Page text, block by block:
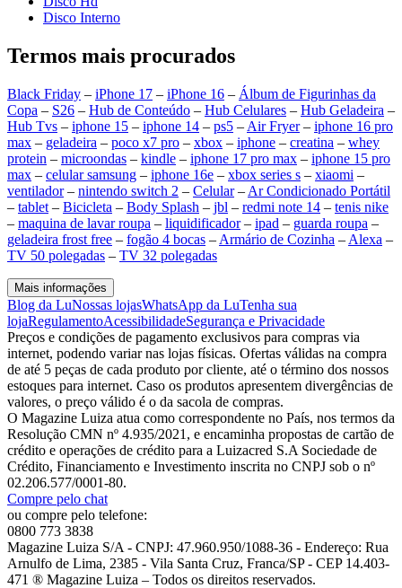
Disco Interno
Termos mais procurados
Black Friday – iPhone 17 – iPhone 16 – Álbum de Figurinhas da
Copa – S26 – Hub de Conteúdo – Hub Celulares – Hub Geladeira –
Hub Tvs – iphone 15 – iphone 14 – ps5 – Air Fryer– iphone 16 pro
max – geladeira – poco x7 pro – xbox – iphone – creatina – whey
protein – microondas – kindle – iphone 17 pro max – iphone 15 pro
max – celular samsung – iphone 16e – xbox series s – xiaomi –
ventilador– nintendo switch 2 – Celular– Ar Condicionado Portátil
– tablet – Bicicleta – Body Splash – jbl – redmi note 14 – tenis nike
– maquina de lavar roupa – liquidificador– ipad – guarda roupa –
geladeira frost free – fogão 4 bocas – Armário de Cozinha – Alexa –
TV 50 polegadas – TV 32 polegadas
Mais informações
Blog da LuNossas lojasWhatsApp da LuTenha sua
lojaRegulamentoAcessibilidadeSegurança e Privacidade
Preços e condições de pagamento exclusivos para compras via
internet, podendo variar nas lojas físicas. Ofertas válidas na compra
de até 5 peças de cada produto por cliente, até o término dos nossos
estoques para internet. Caso os produtos apresentem divergências de
valores, o preço válido é o da sacola de compras.
O Magazine Luiza atua como correspondente no País, nos termos da
Resolução CMN nº 4.935/2021, e encaminha propostas de cartão de
crédito e operações de crédito para a Luizacred S.A Sociedade de
Crédito, Financiamento e Investimento inscrita no CNPJ sob o nº
02.206.577/0001-80.
Compre pelo chat
ou compre pelo telefone:
0800 773 3838
Magazine Luiza S/A - CNPJ: 47.960.950/1088-36 - Endereço: Rua
Arnulfo de Lima, 2385 - Vila Santa Cruz, Franca/SP - CEP 14.403-
471 ® Magazine Luiza – Todos os direitos reservados.